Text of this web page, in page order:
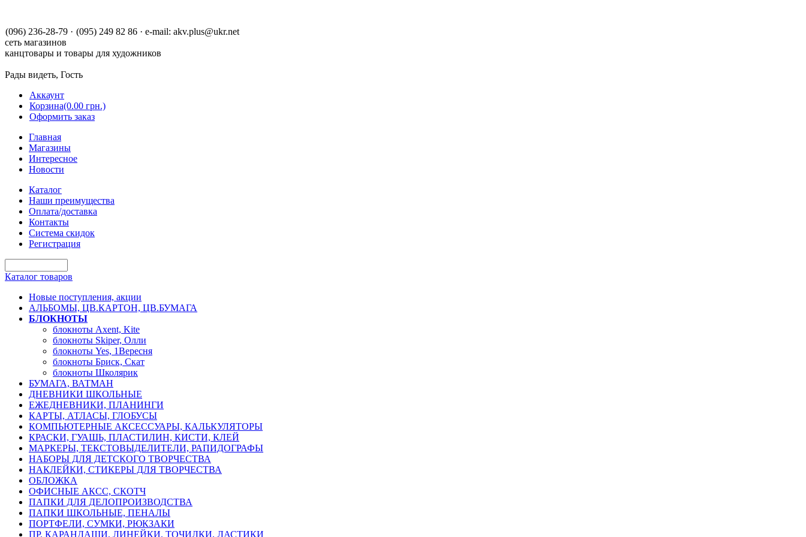
(096) 236-28-79 · (095) 249 82 86 · e-mail: akv.plus@ukr.net
сеть магазинов
канцтовары и товары для художников
Рады видеть, Гость
Аккаунт
Корзина(0.00 грн.)
Оформить заказ
Главная
Магазины
Интересное
Новости
Каталог
Наши преимущества
Оплата/доставка
Контакты
Система скидок
Регистрация
Каталог товаров
Новые поступления, акции
АЛЬБОМЫ, ЦВ.КАРТОН, ЦВ.БУМАГА
БЛОКНОТЫ
блокноты Axent, Kite
блокноты Skiper, Олли
блокноты Yes, 1Вересня
блокноты Бриск, Скат
блокноты Школярик
БУМАГА, ВАТМАН
ДНЕВНИКИ ШКОЛЬНЫЕ
ЕЖЕДНЕВНИКИ, ПЛАНИНГИ
КАРТЫ, АТЛАСЫ, ГЛОБУСЫ
КОМПЬЮТЕРНЫЕ АКСЕССУАРЫ, КАЛЬКУЛЯТОРЫ
КРАСКИ, ГУАШЬ, ПЛАСТИЛИН, КИСТИ, КЛЕЙ
МАРКЕРЫ, ТЕКСТОВЫДЕЛИТЕЛИ, РАПИДОГРАФЫ
НАБОРЫ ДЛЯ ДЕТСКОГО ТВОРЧЕСТВА
НАКЛЕЙКИ, СТИКЕРЫ ДЛЯ ТВОРЧЕСТВА
ОБЛОЖКА
ОФИСНЫЕ АКСС, СКОТЧ
ПАПКИ ДЛЯ ДЕЛОПРОИЗВОДСТВА
ПАПКИ ШКОЛЬНЫЕ, ПЕНАЛЫ
ПОРТФЕЛИ, СУМКИ, РЮКЗАКИ
ПР. КАРАНДАШИ, ЛИНЕЙКИ, ТОЧИЛКИ, ЛАСТИКИ